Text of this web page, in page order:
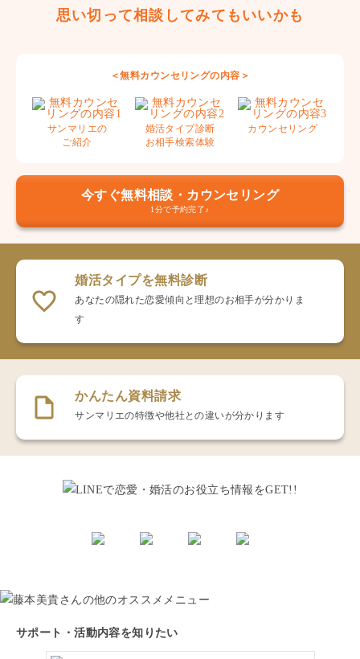
思い切って相談してみてもいいかも
＜無料カウンセリングの内容＞
サンマリエの
ご紹介
婚活タイプ診断
お相手検索体験
カウンセリング
今すぐ無料相談・カウンセリング
1分で予約完了♪
婚活タイプを無料診断
あなたの隠れた恋愛傾向と理想のお相手が分かりま
す
かんたん資料請求
サンマリエの特徴や他社との違いが分かります
サポート・活動内容を知りたい